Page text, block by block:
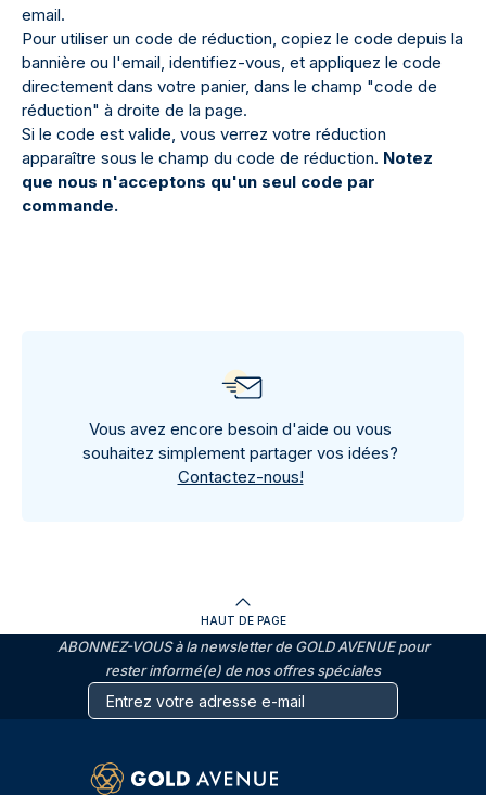
email.
Pour utiliser un code de réduction, copiez le code depuis la
bannière ou l'email, identifiez-vous, et appliquez le code
directement dans votre panier, dans le champ "code de
réduction" à droite de la page.
Si le code est valide, vous verrez votre réduction
apparaître sous le champ du code de réduction. Notez
que nous n'acceptons qu'un seul code par
commande.
Vous avez encore besoin d'aide ou vous
souhaitez simplement partager vos idées?
Contactez-nous!
HAUT DE PAGE
ABONNEZ-VOUS à la newsletter de GOLD AVENUE pour
rester informé(e) de nos offres spéciales